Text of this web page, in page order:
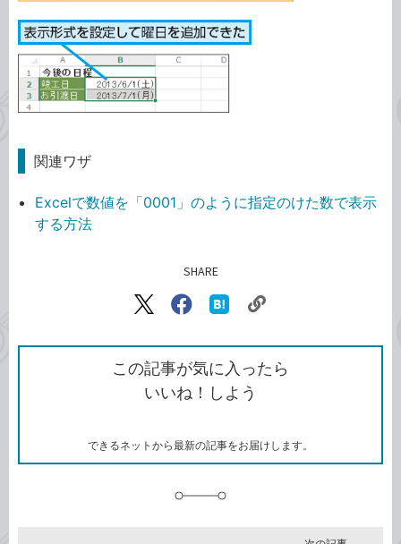
関連ワザ
Excelで数値を「0001」のように指定のけた数で表示
する方法
SHARE
X（旧
で
シ
ェ
ア
Facebook
シ
ェ
ア
な
ッ
ク
ク
ク
を
コ
この記事が気に入ったら
いいね！しよう
できるネットから最新の記事をお届けします。